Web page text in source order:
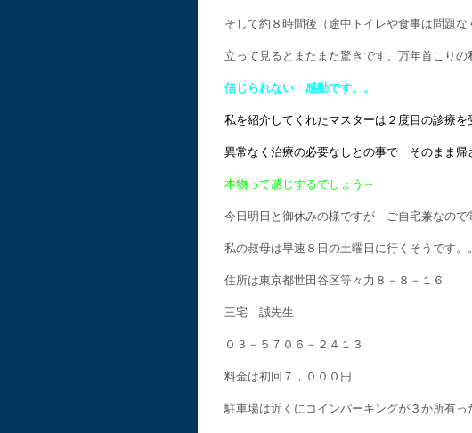
そして約８時間後（途中トイレや食事は問題
立って見るとまたまた驚きです、万年首こり
信じられない 感動です。。
私を紹介してくれたマスターは２度目の診療
異常なく治療の必要なしとの事で そのまま帰
本物って感じするでしょう～
今日明日と御休みの様ですが ご自宅兼なので
私の叔母は早速８日の土曜日に行くそうです。。
住所は東京都世田谷区等々力８－８－１６
三宅 誠先生
０３－５７０６－２４１３
料金は初回７，０００円
駐車場は近くにコインパーキングが３か所有っ